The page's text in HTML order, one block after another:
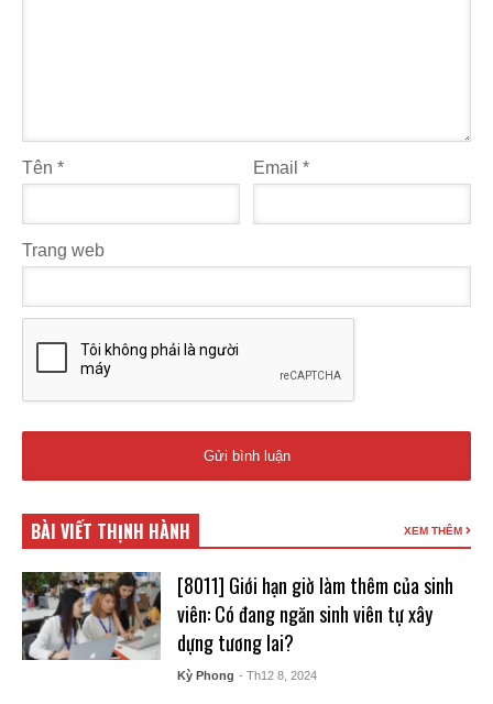
Tên * Email*
Trang web
BÀI VIẾT THỊNH HÀNH XEM THÊM
[8011] Giới hạn giờ làm thêm của sinh
viên: Có đang ngăn sinh viên tự xây
dựng tương lai?
Kỳ Phong - Th12 8, 2024